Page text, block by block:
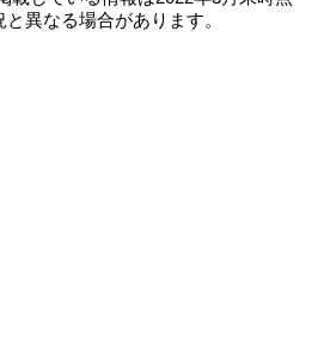
異なる場合があります。